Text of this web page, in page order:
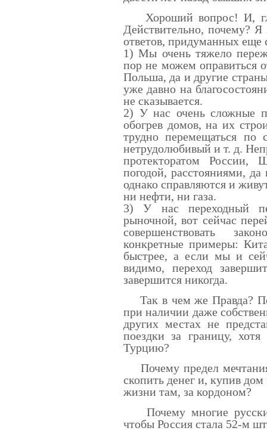
Хороший вопрос! И,
Действительно, почему?
ответов, придуманных еще
1) Мы очень тяжело
пор не можем оправиться
Польша, да и другие
уже давно на
не сказывается.
2) У нас очень сложные
обогрев домов, на их
трудно перемещаться
нетрудолюбивый и т. д.
протекторатом
погодой, расстояниями,
однако справляются и
ни нефти, ни газа.
3) У нас переходный
рыночной, вот сейчас
совершенствовать
конкретные примеры:
быстрее, а если мы и
видимо, переход
завершится никогда.
Так в чем же Правда?
при наличии даже
других местах не
поездки за границу,
Турцию?
Почему предел
скопить денег и, купив
жизни там, за кордоном?
Почему многие
чтобы Россия стала 52-м